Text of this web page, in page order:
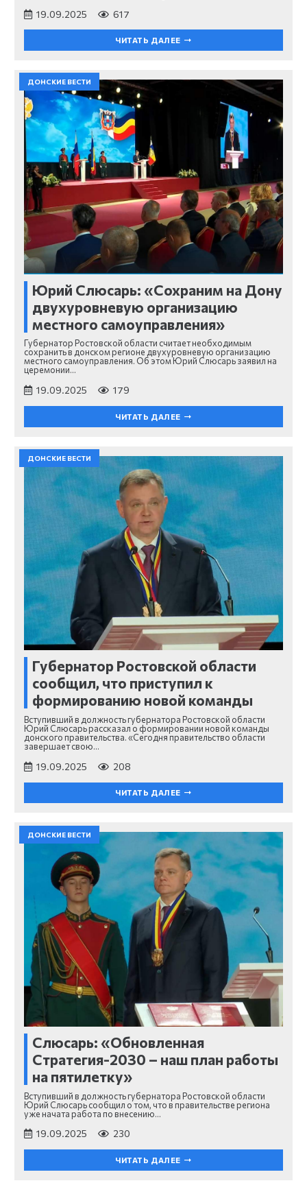
19.09.2025 617
ЧИТАТЬ ДАЛЕЕ
ДОНСКИЕ ВЕСТИ
Юрий Слюсарь: «Сохраним на Дону
двухуровневую организацию
местного самоуправления»
Губернатор Ростовской области считает необходимым
сохранить в донском регионе двухуровневую организацию
местного самоуправления. Об этом Юрий Слюсарь заявил на
церемонии…
19.09.2025 179
ЧИТАТЬ ДАЛЕЕ
ДОНСКИЕ ВЕСТИ
Губернатор Ростовской области
сообщил, что приступил к
формированию новой команды
Вступивший в должность губернатора Ростовской области
Юрий Слюсарь рассказал о формировании новой команды
донского правительства. «Сегодня правительство области
завершает свою…
19.09.2025 208
ЧИТАТЬ ДАЛЕЕ
ДОНСКИЕ ВЕСТИ
Слюсарь: «Обновленная
Стратегия-2030 – наш план работы
на пятилетку»
Вступивший в должность губернатора Ростовской области
Юрий Слюсарь сообщил о том, что в правительстве региона
уже начата работа по внесению…
19.09.2025 230
ЧИТАТЬ ДАЛЕЕ